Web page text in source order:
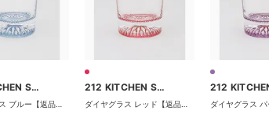
212 KITCHEN STORE 212 KITCHEN STORE